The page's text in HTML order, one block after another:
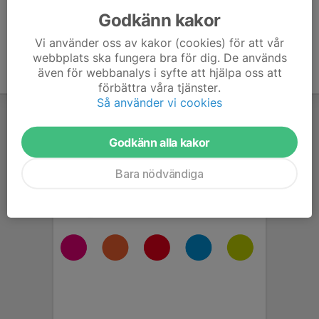
Godkänn kakor
Vi använder oss av kakor (cookies) för att vår
webbplats ska fungera bra för dig. De används
även för webbanalys i syfte att hjälpa oss att
förbättra våra tjänster.
Så använder vi cookies
Godkänn alla kakor
Bara nödvändiga